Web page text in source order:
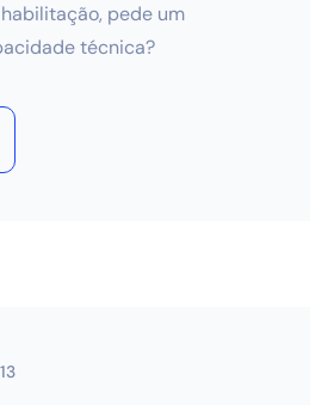
pede um
técnica?